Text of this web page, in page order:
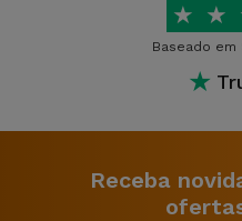
★ ★
Baseado em
★
Receba